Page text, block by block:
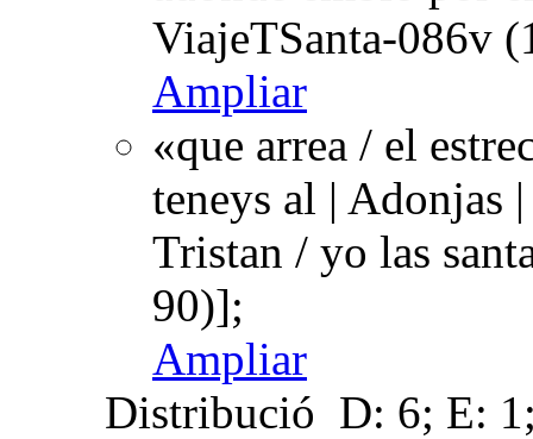
ViajeTSanta-086v
Ampliar
«que arrea / el
teneys al | Adonjas
Tristan / yo las
90)];
Ampliar
Distribució D: 6; E: